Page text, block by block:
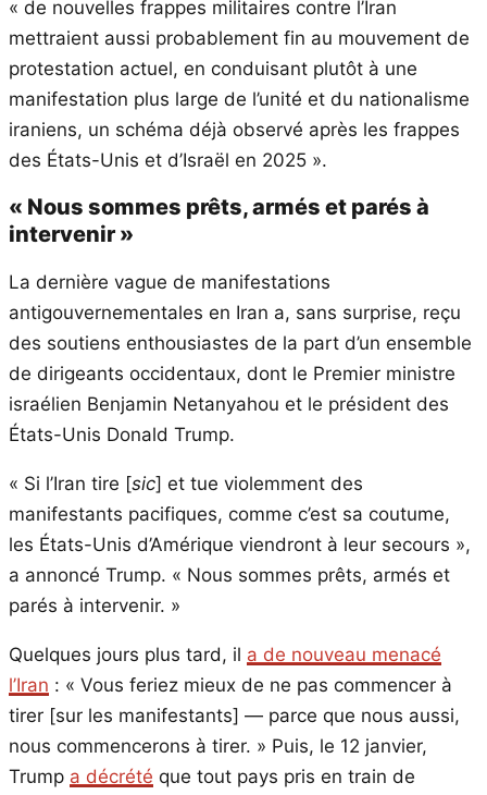
« de nouvelles frappes militaires contre l’Iran
mettraient aussi probablement fin au mouvement de
protestation actuel, en conduisant plutôt à une
manifestation plus large de l’unité et du nationalisme
iraniens, un schéma déjà observé après les frappes
des États-Unis et d’Israël en 2025 ».
« Nous sommes prêts, armés et parés à
intervenir »
La dernière vague de manifestations
antigouvernementales en Iran a, sans surprise, reçu
des soutiens enthousiastes de la part d’un ensemble
de dirigeants occidentaux, dont le Premier ministre
israélien Benjamin Netanyahou et le président des
États-Unis Donald Trump.
« Si l’Iran tire [sic] et tue violemment des
manifestants pacifiques, comme c’est sa coutume,
les États-Unis d’Amérique viendront à leur secours »,
a annoncé Trump. « Nous sommes prêts, armés et
parés à intervenir. »
Quelques jours plus tard, il a de nouveau menacé
l’Iran : « Vous feriez mieux de ne pas commencer à
tirer [sur les manifestants] — parce que nous aussi,
nous commencerons à tirer. » Puis, le 12 janvier,
Trump a décrété que tout pays pris en train de